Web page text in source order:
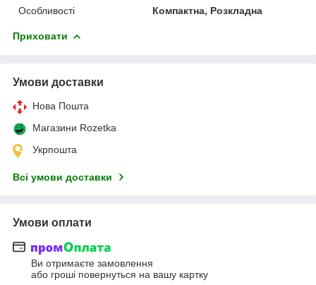
Особливості
Компактна, Розкладна
Приховати
Умови доставки
Нова Пошта
Магазини Rozetka
Укрпошта
Всі умови доставки
Умови оплати
Ви отримаєте замовлення
або гроші повернуться на вашу картку